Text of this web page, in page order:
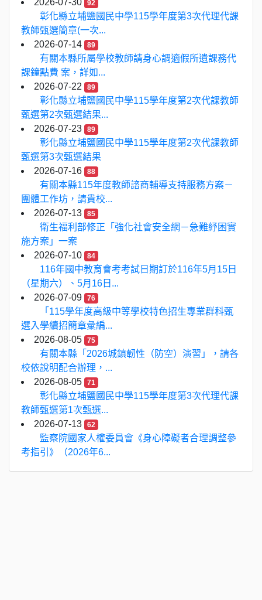
2026-07-30 92
彰化縣立埔鹽國民中學115學年度第3次代理代課
教師甄選簡章(一次...
2026-07-14
89
有關本縣所屬學校教師請身心調適假所遺課務代
課鐘點費 案，詳如...
2026-07-22
89
彰化縣立埔鹽國民中學115學年度第2次代課教師
甄選第2次甄選結果...
2026-07-23
89
彰化縣立埔鹽國民中學115學年度第2次代課教師
甄選第3次甄選結果
2026-07-16
88
有關本縣115年度教師諮商輔導支持服務方案－
團體工作坊，請貴校...
2026-07-13
85
衛生福利部修正「強化社會安全網－急難紓困實
施方案」一案
2026-07-10
84
116年國中教育會考考試日期訂於116年5月15日
（星期六）、5月16日...
2026-07-09
76
「115學年度高級中等學校特色招生專業群科甄
選入學續招簡章彙編...
2026-08-05
75
有關本縣「2026城鎮韌性（防空）演習」，請各
校依說明配合辦理，...
2026-08-05
71
彰化縣立埔鹽國民中學115學年度第3次代理代課
教師甄選第1次甄選...
2026-07-13
62
監察院國家人權委員會《身心障礙者合理調整參
考指引》（2026年6...